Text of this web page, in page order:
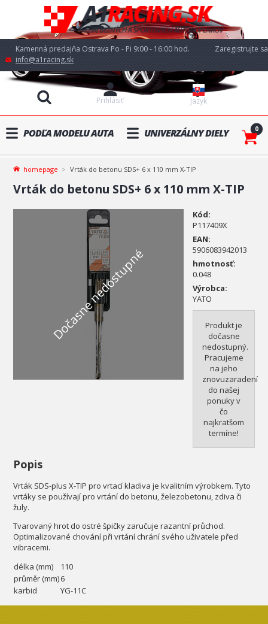
Kamenná predajňa Ostrava Po - Pi 9:00 - 16:00 hod.
info@a1racing.sk
Jazyk
Prihlásiť
Zaregistrujte sa
PODĽA MODELU AUTA UNIVERZÁLNY DIELY 0
homepage Vrták do betonu SDS+ 6 x 110 mm X-TIP
Vrták do betonu SDS+ 6 x 110 mm X-TIP
Dočasne nedostupné
Kód:
P117409X
EAN:
5906083942013
hmotnosť:
0.048
Výrobca:
YATO
Produkt je
dočasne
nedostupný.
Pracujeme
na jeho
znovuzaradení
do našej
ponuky v
čo
najkratšom
termíne!
Popis
Vrták SDS-plus X-TIP pro vrtací kladiva je kvalitním výrobkem. Tyto
vrtáky se používají pro vrtání do betonu, železobetonu, zdiva či
žuly.
Tvarovaný hrot do ostré špičky zaručuje razantní průchod.
Optimalizované chování při vrtání chrání svého uživatele před
vibracemi.
délka (mm)
110
průměr (mm)6
karbid
YG-11C